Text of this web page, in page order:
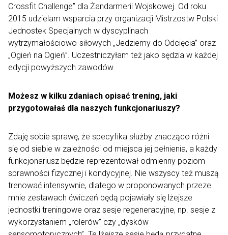
Crossfit Challenge” dla Żandarmerii Wojskowej. Od roku
2015 udzielam wsparcia przy organizacji Mistrzostw Polski
Jednostek Specjalnych w dyscyplinach
wytrzymałościowo-siłowych „Jedziemy do Odcięcia” oraz
„Ogień na Ogień”. Uczestniczyłam też jako sędzia w każdej
edycji powyższych zawodów.
Możesz w kilku zdaniach opisać trening, jaki
przygotowałaś dla naszych funkcjonariuszy?
Zdaję sobie sprawę, że specyfika służby znacząco różni
się od siebie w zależności od miejsca jej pełnienia, a każdy
funkcjonariusz będzie reprezentował odmienny poziom
sprawności fizycznej i kondycyjnej. Nie wszyscy też muszą
trenować intensywnie, dlatego w proponowanych przeze
mnie zestawach ćwiczeń będą pojawiały się lżejsze
jednostki treningowe oraz sesje regeneracyjne, np. sesje z
wykorzystaniem „rolerów” czy „dysków